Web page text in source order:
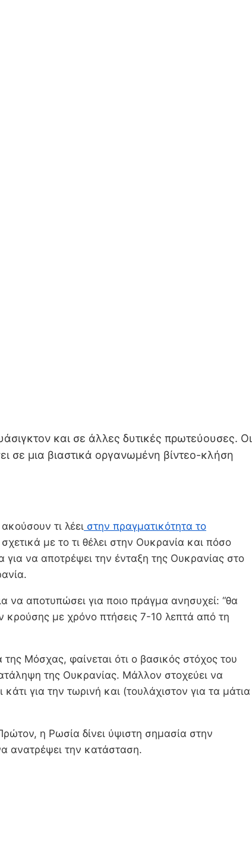
και σε άλλες δυτικές πρωτεύουσες. Οι
σε μια βιαστικά οργανωμένη βίντεο-κλήση
τι λέει στην πραγματικότητα το
με το τι θέλει στην Ουκρανία και πόσο
για να αποτρέψει την ένταξη της Ουκρανίας στο
να αποτυπώσει για ποιο πράγμα ανησυχεί: “θα
με χρόνο πτήσεις 7-10 λεπτά από τη
Μόσχας, φαίνεται ότι ο βασικός στόχος του
της Ουκρανίας. Μάλλον στοχεύει να
για την τωρινή και (τουλάχιστον για τα μάτια
η Ρωσία δίνει ύψιστη σημασία στην
ανατρέψει την κατάσταση.